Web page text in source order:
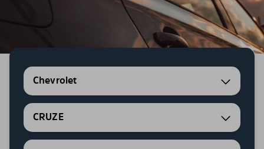
Chevrolet
CRUZE